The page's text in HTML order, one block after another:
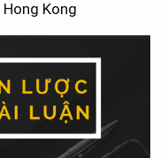
Hong Kong